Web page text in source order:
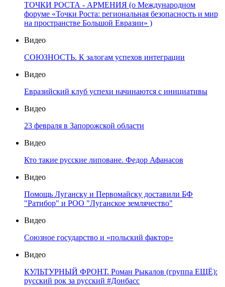
ТОЧКИ РОСТА - АРМЕНИЯ (о Международном
форуме «Точки Роста: региональная безопасность и мир
на пространстве Большой Евразии» )
Видео
СОЮЗНОСТЬ. К залогам успехов интеграции
Видео
Евразийский клуб успехи начинаются с инициативы
Видео
23 февраля в Запорожской области
Видео
Кто такие русские липоване. Федор Афанасов
Видео
Помощь Луганску и Первомайску доставили БФ
"Ратибор" и РОО "Луганское землячество"
Видео
Союзное государство и «польский фактор»
Видео
КУЛЬТУРНЫЙ ФРОНТ. Роман Рыкалов (группа ЕЩЁ):
русский рок за русский #Донбасс